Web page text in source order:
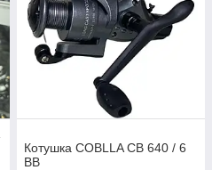
Котушка COBLLA CB 640 / 6
BB